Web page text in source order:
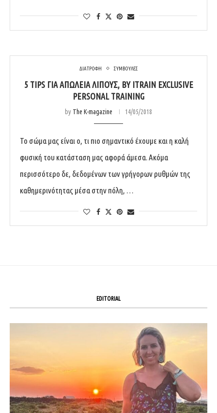
ΔΙΑΤΡΟΦΗ ΣΥΜΒΟΥΛΕΣ
5 TIPS ΓΙΑ ΑΠΏΛΕΙΑ ΛΊΠΟΥΣ, BY ITRAIN EXCLUSIVE
PERSONAL TRAINING
by The K-magazine 14/05/2018
Το σώμα μας είναι ο, τι πιο σημαντικό έχουμε και η καλή
φυσική του κατάσταση μας αφορά άμεσα. Ακόμα
περισσότερο δε, δεδομένων των γρήγορων ρυθμών της
καθημερινότητας μέσα στην πόλη, …
EDITORIAL